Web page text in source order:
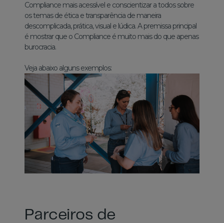
Compliance mais acessível e conscientizar a todos sobre
os temas de ética e transparência de maneira
descomplicada, prática, visual e lúdica. A premissa principal
é mostrar que o Compliance é muito mais do que apenas
burocracia.
Veja abaixo alguns exemplos:
Parceiros de